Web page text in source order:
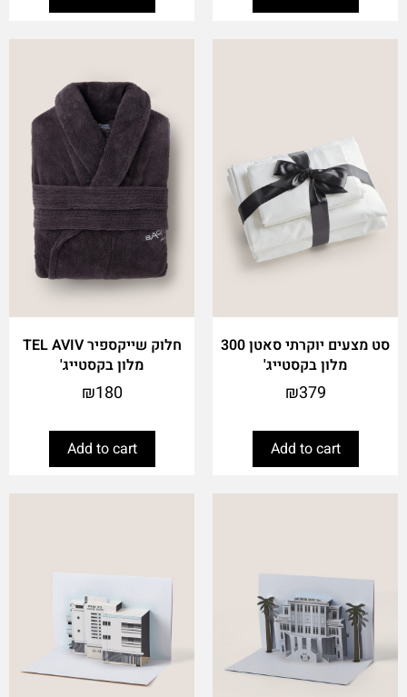
סט מצעים יוקרתי סאטן 300
מלון בקסטייג'
₪379
Add to cart
חלוק שייקספיר TEL AVIV
מלון בקסטייג'
₪180
Add to cart